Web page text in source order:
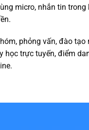
micro, nhắn tin
phỏng vấn, đào
trực tuyến, điểm